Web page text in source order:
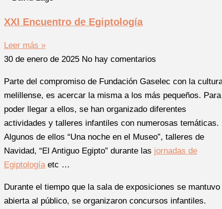
XXI Encuentro de Egiptología
Leer más »
30 de enero de 2025 No hay comentarios
Parte del compromiso de Fundación Gaselec con la
melillense, es acercar la misma a los más pequeños. Para
poder llegar a ellos, se han organizado diferentes
actividades y talleres infantiles con numerosas temáticas.
Algunos de ellos “Una noche en el Museo”, talleres de
Navidad, “El Antiguo Egipto” durante las jornadas de
Egiptologíaetc …
Durante el tiempo que la sala de exposiciones se mantuvo
abierta al público, se organizaron concursos infantiles.